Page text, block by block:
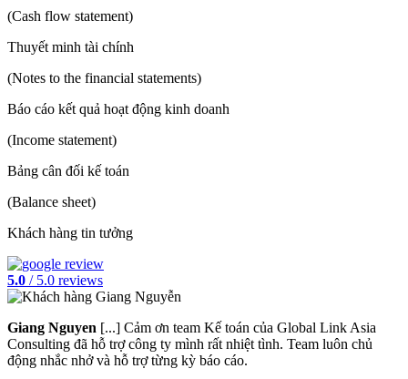
(Cash flow statement)
Thuyết minh tài chính
(Notes to the financial statements)
Báo cáo kết quả hoạt động kinh doanh
(Income statement)
Bảng cân đối kế toán
(Balance sheet)
Khách hàng tin tưởng
5.0 / 5.0 reviews
Giang Nguyen [...] Cảm ơn team Kế toán của Global Link Asia
Consulting đã hỗ trợ công ty mình rất nhiệt tình. Team luôn chủ
động nhắc nhở và hỗ trợ từng kỳ báo cáo.